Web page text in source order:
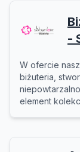
-
W ofercie
biżuteria,
element